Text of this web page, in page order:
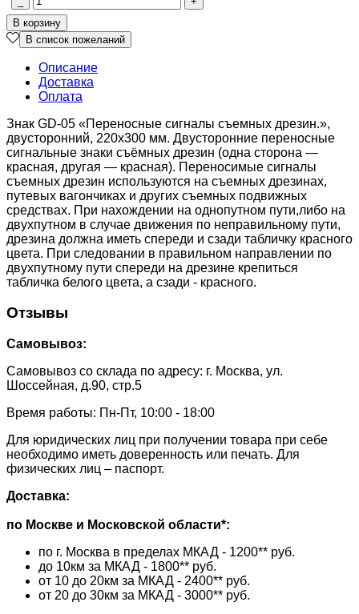
Описание
Доставка
Оплата
Знак GD-05 «Переносные сигналы съемных дрезин.»,
двусторонний, 220х300 мм. Двусторонние переносные
сигнальные знаки съёмных дрезин (одна сторона —
красная, другая — красная). Переносимые сигналы
съемных дрезин используются на съемных дрезинах,
путевых вагончиках и других съемных подвижных
средствах. При нахождении на однопутном пути,либо на
двухпутном в случае движения по неправильному пути,
дрезина должна иметь спереди и сзади табличку красного
цвета. При следовании в правильном направлении по
двухпутному пути спереди на дрезине крепиться
табличка белого цвета, а сзади - красного.
Отзывы
Самовывоз:
Самовывоз со склада по адресу: г. Москва, ул.
Шоссейная, д.90, стр.5
Время работы: Пн-Пт, 10:00 - 18:00
Для юридических лиц при получении товара при себе
необходимо иметь доверенность или печать. Для
физических лиц – паспорт.
Доставка:
по Москве и Московской области*:
по г. Москва в пределах МКАД - 1200** руб.
до 10км за МКАД - 1800** руб.
от 10 до 20км за МКАД - 2400** руб.
от 20 до 30км за МКАД - 3000** руб.